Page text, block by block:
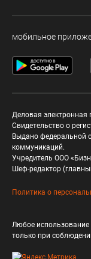
мобильное
Деловая электронная
Свидетельство о
Выдано федеральной
коммуникаций.
Учредитель ООО
Шеф-редактор
Политика о
Любое использование
только при